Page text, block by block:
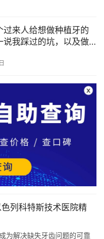
过来人给想做种植牙的
说我踩过的坑，以及做
列科特斯技术医院精
为解决缺失牙齿问题的可靠